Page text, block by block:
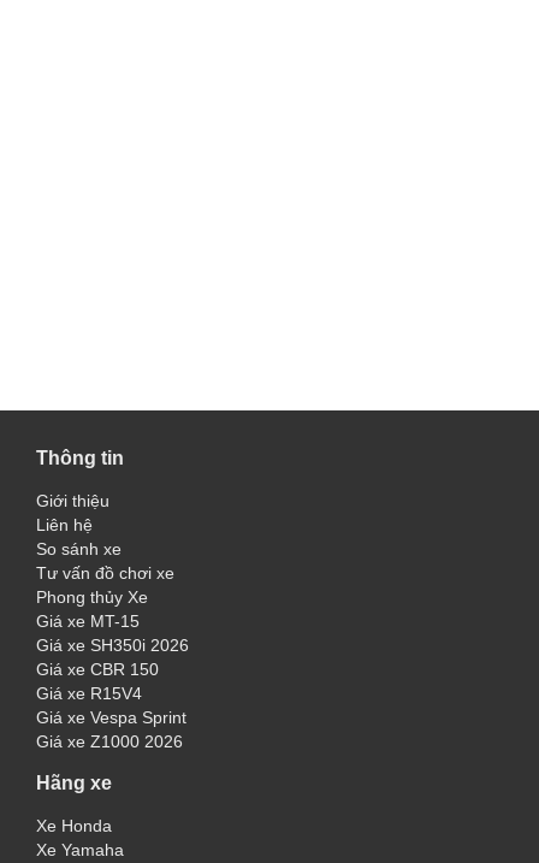
Thông tin
Giới thiệu
Liên hệ
So sánh xe
Tư vấn đồ chơi xe
Phong thủy Xe
Giá xe MT-15
Giá xe SH350i 2026
Giá xe CBR 150
Giá xe R15V4
Giá xe Vespa Sprint
Giá xe Z1000 2026
Hãng xe
Xe Honda
Xe Yamaha